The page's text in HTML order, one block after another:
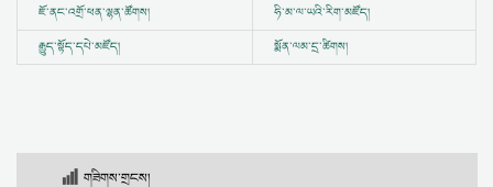
ཇོ་ནང་འགྲོ་ཕན་ལྷན་ཚོགས།
ཧི་མ་ལ་ཡའི་རིག་མཛོད།
རྒྱུད་སྟོད་དཔེ་མཛོད།
སྨོན་ལམ་དྲ་ཚིགས།